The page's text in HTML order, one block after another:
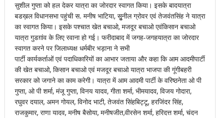
सुशील गुप्ता को हल देकर यात्रा का जोरदार स्वागत किया। इसके बादयात्रा
बडख़ल विधानसभा पहुंची स. मनीष भाटिया, सृुनील ग्रोवर एवं तेजवंतसिंह ने यात्रा
का स्वागत किया। इसके पश्चात खेत बचाओ, मजदूर बचाओ एवंकिसान बचाओ
यात्रा गुडग़ांव के लिए रवाना हो गई। फरीदाबाद में जगह-जगहयात्रा का जोरदार
स्वागत करने पर जिलाध्यक्ष धर्मबीर भड़ाना ने सभी
पार्टी कार्यकर्ताओं एवं पदाधिकारियों का आभार जताया और कहा कि आम आदमीपार्टी
की खेत बचाओ, किसान बचाओ एवं मजदूर बचाओ यात्रा भाजपा की गूंगीबहरी
सरकार को जगाने का काम करेगी। यात्रा में आम आदमी पार्टी के वरिष्ठनेता ओ पी
गुप्ता, ओ पी शर्मा, मंजू गुप्ता, विनय यादव, गीता शर्मा, भीमयादव, विजय गोदारा,
रघुवर दयाल, अमन गोयल, विनोद भाटी, तेजवंत सिंहबिट्टू, हरजिंदर सिंह,
राजकुमार, राणा यादव, मनीष बैसोया, मनीषजीत,वीरसेन शर्मा, हरिदत्त शर्मा, चंदन